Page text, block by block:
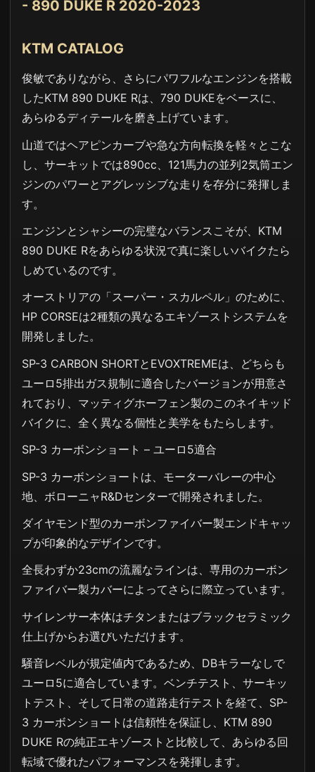
- 890 DUKE R 2020-2023
KTM CATALOG
俊敏でありながら、さらにパワフルなエンジンを搭載
したKTM 890 DUKE Rは、790 DUKEをベースに、
あらゆるディテールを磨き上げています。
山道ではヘアピンカーブや急な方向転換を軽々とこな
し、サーキットでは890cc、121馬力の並列2気筒エン
ジンのパワーとアグレッシブな走りを存分に発揮しま
す。
エンジンとシャシーの完璧なバランスこそが、KTM
890 DUKE Rをあらゆる状況で真に楽しいバイクたら
しめているのです。
オーストリアの「スーパー・スカルペル」のために、
HP CORSEは2種類の異なるエキゾーストシステムを
開発しました。
SP-3 CARBON SHORTとEVOXTREMEは、どちらも
ユーロ5排出ガス規制に適合したバージョンが用意さ
れており、マッティグホーフェン製のこのネイキッド
バイクに、全く異なる個性と美学をもたらします。
SP-3 カーボンショート – ユーロ5適合
SP-3 カーボンショートは、モーターバレーの中心
地、ボローニャR&Dセンターで開発されました。
ダイヤモンド型のカーボンファイバー製エンドキャッ
プが印象的なデザインです。
全長わずか23cmの流麗なラインは、専用のカーボン
ファイバー製カバーによってさらに際立っています。
サイレンサー本体はチタンまたはブラックセラミック
仕上げからお選びいただけます。
騒音レベルが規定値内であるため、DBキラーなしで
ユーロ5に適合しています。ベンチテスト、サーキッ
トテスト、そして日常の道路走行テストを経て、SP-
3 カーボンショートは信頼性を保証し、KTM 890
DUKE Rの純正エキゾーストと比較して、あらゆる回
転域で優れたパフォーマンスを発揮します。